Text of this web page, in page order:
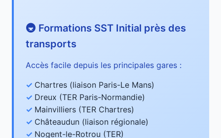
🚇 Formations SST Initial près des
transports
Accès facile depuis les principales gares :
Chartres (liaison Paris-Le Mans)
Dreux (TER Paris-Normandie)
Mainvilliers (TER Chartres)
Châteaudun (liaison régionale)
Nogent-le-Rotrou (TER)